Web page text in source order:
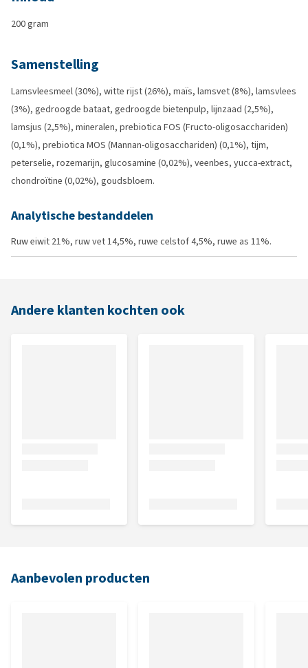
200 gram
Samenstelling
Lamsvleesmeel (30%), witte rijst (26%), maïs, lamsvet (8%), lamsvlees
(3%), gedroogde bataat, gedroogde bietenpulp, lijnzaad (2,5%),
lamsjus (2,5%), mineralen, prebiotica FOS (Fructo-oligosacchariden)
(0,1%), prebiotica MOS (Mannan-oligosacchariden) (0,1%), tijm,
peterselie, rozemarijn, glucosamine (0,02%), veenbes, yucca-extract,
chondroïtine (0,02%), goudsbloem.
Analytische bestanddelen
Ruw eiwit 21%, ruw vet 14,5%, ruwe celstof 4,5%, ruwe as 11%.
Andere klanten kochten ook
Aanbevolen producten